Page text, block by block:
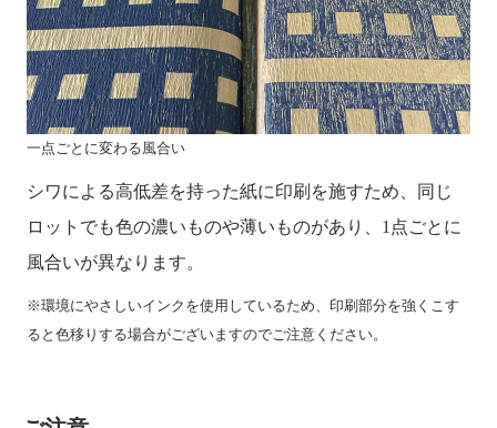
一点ごとに変わる風合い
シワによる高低差を持った紙に印刷を施すため、同じ
ロットでも色の濃いものや薄いものがあり、1点ごとに
風合いが異なります。
※環境にやさしいインクを使用しているため、印刷部分を強くこす
ると色移りする場合がございますのでご注意ください。